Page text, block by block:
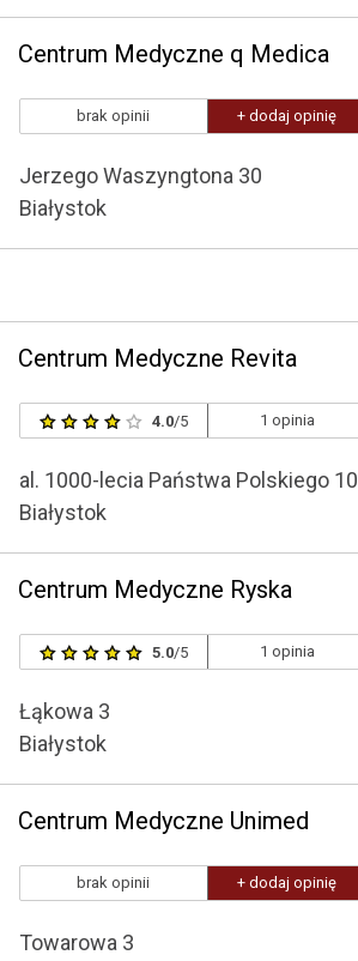
Centrum Medyczne q Medica
brak opinii + dodaj opinię
Jerzego Waszyngtona 30
Białystok
Centrum Medyczne Revita
4.0/5 1 opinia
al. 1000-lecia Państwa Polskiego 10
Białystok
Centrum Medyczne Ryska
5.0/5 1 opinia
Łąkowa 3
Białystok
Centrum Medyczne Unimed
brak opinii + dodaj opinię
Towarowa 3